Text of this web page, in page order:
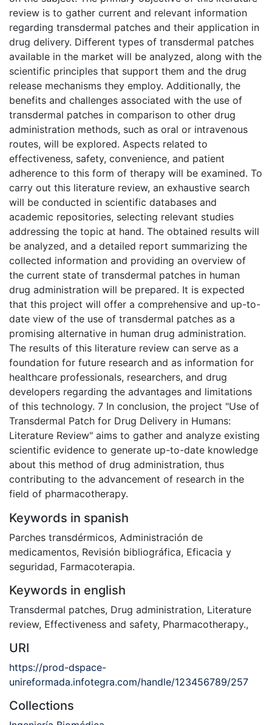
review is to gather current and relevant information
regarding transdermal patches and their application in
drug delivery. Different types of transdermal patches
available in the market will be analyzed, along with the
scientific principles that support them and the drug
release mechanisms they employ. Additionally, the
benefits and challenges associated with the use of
transdermal patches in comparison to other drug
administration methods, such as oral or intravenous
routes, will be explored. Aspects related to
effectiveness, safety, convenience, and patient
adherence to this form of therapy will be examined. To
carry out this literature review, an exhaustive search
will be conducted in scientific databases and
academic repositories, selecting relevant studies
addressing the topic at hand. The obtained results will
be analyzed, and a detailed report summarizing the
collected information and providing an overview of
the current state of transdermal patches in human
drug administration will be prepared. It is expected
that this project will offer a comprehensive and up-to-
date view of the use of transdermal patches as a
promising alternative in human drug administration.
The results of this literature review can serve as a
foundation for future research and as information for
healthcare professionals, researchers, and drug
developers regarding the advantages and limitations
of this technology. 7 In conclusion, the project "Use of
Transdermal Patch for Drug Delivery in Humans:
Literature Review" aims to gather and analyze existing
scientific evidence to generate up-to-date knowledge
about this method of drug administration, thus
contributing to the advancement of research in the
field of pharmacotherapy.
Keywords in spanish
Parches transdérmicos, Administración de
medicamentos, Revisión bibliográfica, Eficacia y
seguridad, Farmacoterapia.
Keywords in english
Transdermal patches, Drug administration, Literature
review, Effectiveness and safety, Pharmacotherapy.,
URI
https://prod-dspace-
unireformada.infotegra.com/handle/123456789/257
Collections